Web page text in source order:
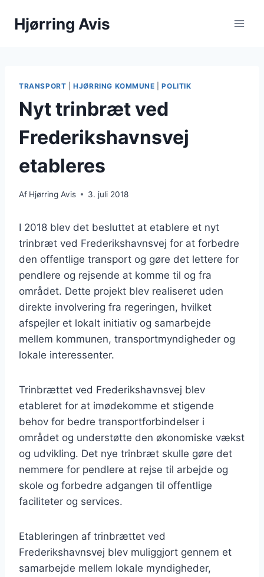
Hjørring Avis
TRANSPORT |HJØRRING KOMMUNE |POLITIK
Nyt trinbræt ved
Frederikshavnsvej
etableres
Af Hjørring Avis 3. juli 2018
I 2018 blev det besluttet at etablere et nyt
trinbræt ved Frederikshavnsvej for at forbedre
den offentlige transport og gøre det lettere for
pendlere og rejsende at komme til og fra
området. Dette projekt blev realiseret uden
direkte involvering fra regeringen, hvilket
afspejler et lokalt initiativ og samarbejde
mellem kommunen, transportmyndigheder og
lokale interessenter.
Trinbrættet ved Frederikshavnsvej blev
etableret for at imødekomme et stigende
behov for bedre transportforbindelser i
området og understøtte den økonomiske vækst
og udvikling. Det nye trinbræt skulle gøre det
nemmere for pendlere at rejse til arbejde og
skole og forbedre adgangen til offentlige
faciliteter og services.
Etableringen af trinbrættet ved
Frederikshavnsvej blev muliggjort gennem et
samarbejde mellem lokale myndigheder,